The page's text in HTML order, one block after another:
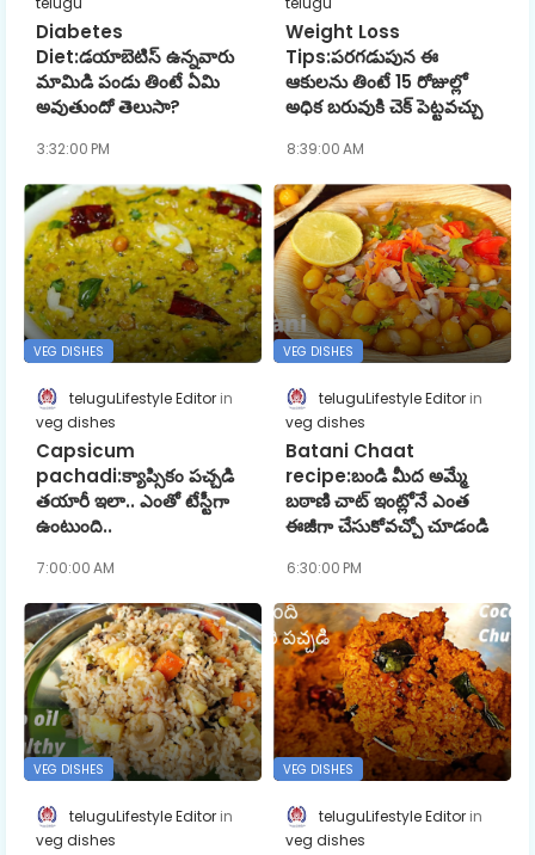
Diabetes
Diet:డయాబెటిస్ ఉన్నవారు
మామిడి పండు తింటే ఏమి
అవుతుందో తెలుసా?
3:32:00 PM
Weight Loss
Tips:పరగడుపున ఈ
ఆకులను తింటే 15 రోజుల్లో
అధిక బరువుకి చెక్ పెట్టవచ్చు
8:39:00 AM
VEG DISHES
teluguLifestyle Editor
veg dishes
Capsicum
pachadi:క్యాప్సికం ప‌చ్చ‌డి
త‌యారీ ఇలా.. ఎంతో టేస్టీగా
ఉంటుంది..
7:00:00 AM
VEG DISHES
teluguLifestyle Editor
veg dishes
Batani Chaat
recipe:బండి మీద అమ్మే
బఠాణి చాట్ ఇంట్లోనే ఎంత
ఈజీగా చేసుకోవచ్చో చూడండి
6:30:00 PM
VEG DISHES
teluguLifestyle Editor
veg dishes
VEG DISHES
teluguLifestyle Editor
veg dishes